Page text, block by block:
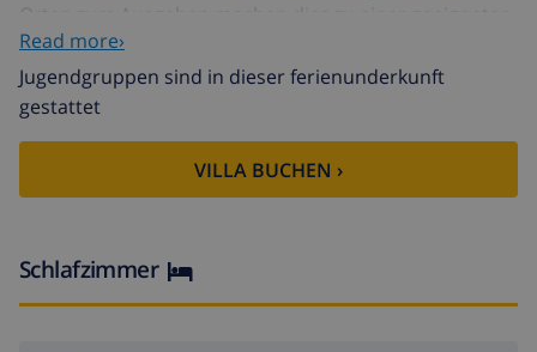
Villa um Ihre Ferien zu verbringen mit Familie und
Freunden.
5 Schlafzimmer und 3 Badezimmer
Satellitenantenne (Astra)
Read more›
Jugendgruppen sind in dieser ferienunderkunft
gestattet
VILLA BUCHEN ›
Schlafzimmer